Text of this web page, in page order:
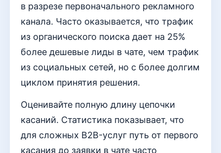
в разрезе первоначального рекламного
канала. Часто оказывается, что трафик
из органического поиска дает на 25%
более дешевые лиды в чате, чем трафик
из социальных сетей, но с более долгим
циклом принятия решения.
Оценивайте полную длину цепочки
касаний. Статистика показывает, что
для сложных B2B-услуг путь от первого
касания до заявки в чате часто